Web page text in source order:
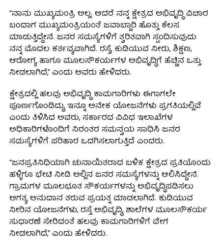
“ನಾನು ಮುಖ್ಯಮಂತ್ರಿ ಅಲ್ಲ. ಆದರೆ ನನ್ನ ಕ್ಷೇತ್ರದ ಅಭಿವೃದ್ಧಿ ವಿಚಾರ
ಬಂದಾಗ ಮುಖ್ಯಮಂತ್ರಿಯಂತೆ ಜವಾಬ್ದಾರಿ ಹೊತ್ತು ಕೆಲಸ
ಮಾಡುತ್ತಿದ್ದೇನೆ. ಜನರ ಸಮಸ್ಯೆಗಳಿಗೆ ತ್ವರಿತವಾಗಿ ಸ್ಪಂದಿಸುವುದು
ನನ್ನ ಮೊದಲ ಕರ್ತವ್ಯವಾಗಿದೆ. ರಸ್ತೆ, ಕುಡಿಯುವ ನೀರು, ಶಿಕ್ಷಣ,
ಆರೋಗ್ಯ ಹಾಗೂ ಮೂಲಸೌಕರ್ಯಗಳ ಅಭಿವೃದ್ಧಿಗೆ ಹೆಚ್ಚಿನ ಒತ್ತು
ನೀಡಲಾಗಿದೆ,” ಎಂದು ಅವರು ಹೇಳಿದರು.
ಕ್ಷೇತ್ರದಲ್ಲಿ ಹಲವು ಅಭಿವೃದ್ಧಿ ಕಾಮಗಾರಿಗಳು ಈಗಾಗಲೇ
ಪೂರ್ಣಗೊಂಡಿದ್ದು, ಇನ್ನೂ ಅನೇಕ ಯೋಜನೆಗಳು ಪ್ರಗತಿಯಲ್ಲಿವೆ
ಎಂದು ತಿಳಿಸಿದ ಅವರು, ಸರ್ಕಾರದ ವಿವಿಧ ಇಲಾಖೆಗಳ
ಅಧಿಕಾರಿಗಳೊಂದಿಗೆ ನಿರಂತರ ಸಮನ್ವಯ ಸಾಧಿಸಿ ಜನರ
ಸಮಸ್ಯೆಗಳಿಗೆ ಪರಿಹಾರ ಒದಗಿಸಲಾಗುತ್ತಿದೆ ಎಂದರು.
“ಜನಪ್ರತಿನಿಧಿಯಾಗಿ ಚುನಾಯಿತರಾದ ಬಳಿಕ ಕ್ಷೇತ್ರದ ಪ್ರತಿಯೊಂದು
ಹಳ್ಳಿಗೂ ಭೇಟಿ ನೀಡಿ ಅಲ್ಲಿನ ಜನರ ಸಮಸ್ಯೆಗಳನ್ನು ಆಲಿಸಿದ್ದೇನೆ.
ಗ್ರಾಮಗಳ ಮೂಲಭೂತ ಸೌಕರ್ಯಗಳನ್ನು ಅಭಿವೃದ್ಧಿಪಡಿಸಲು
ಅಗತ್ಯ ಅನುದಾನ ತರುವ ಪ್ರಯತ್ನ ಮಾಡಲಾಗಿದೆ. ಕುಡಿಯುವ
ನೀರಿನ ಯೋಜನೆಗಳು, ರಸ್ತೆ ಅಭಿವೃದ್ಧಿ, ಶಾಲೆಗಳ ಮೂಲಸೌಕರ್ಯ
ಸುಧಾರಣೆ ಸೇರಿದಂತೆ ಹಲವು ಕಾಮಗಾರಿಗಳಿಗೆ ವೇಗ
ನೀಡಲಾಗಿದೆ,” ಎಂದು ಹೇಳಿದರು.